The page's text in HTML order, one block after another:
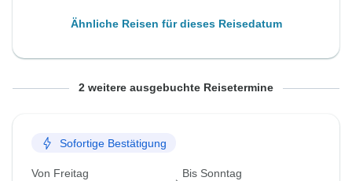
Ähnliche Reisen für dieses Reisedatum
Von Mittwoch Bis Freitag
Ausgebucht
Von Donnerstag Bis Samstag
Ausgebucht
2 weitere ausgebuchte Reisetermine
Sofortige Bestätigung
Von Freitag Bis Sonntag